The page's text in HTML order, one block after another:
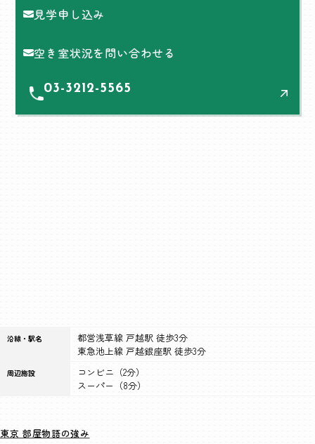
見学申し込み
空き室状況を問い合わせる
03-3212-5565
沿線・駅名
都営浅草線 戸越駅 徒歩3分
東急池上線 戸越銀座駅 徒歩3分
周辺施設
コンビニ（2分）
スーパー（8分）
東京 部屋物語の強み